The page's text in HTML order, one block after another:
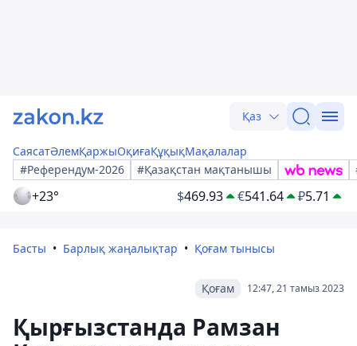
Қаз
СаясатӘлемҚаржыОқиғаҚұқықМақалалар
#Референдум-2026
#Қазақстан мақтанышы
+23° $469.93 €541.64 ₽5.71
Басты Барлық жаңалықтар Қоғам тынысы
12:47, 21 тамыз 2023
Қоғам
Қырғызстанда Рамзан